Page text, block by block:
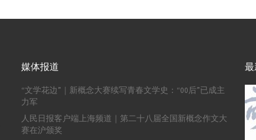
媒体报道
“文学花边”｜新概念大赛续写青春文学史：“00后”已成主
力军
人民日报客户端上海频道｜第二十八届全国新概念作文大
赛在沪颁奖